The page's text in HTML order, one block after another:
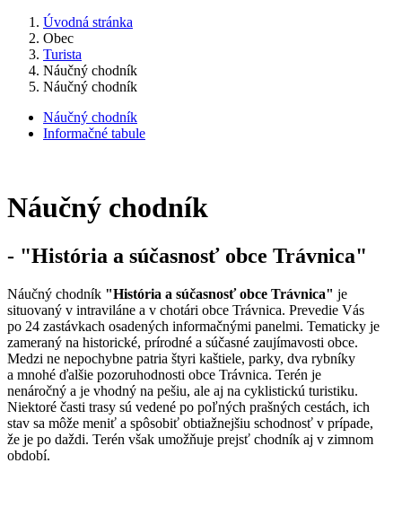
Úvodná stránka
Obec
Turista
Náučný chodník
Náučný chodník
Náučný chodník
Informačné tabule
Náučný chodník
- "História a súčasnosť obce Trávnica"
Náučný chodník "História a súčasnosť obce Trávnica" je
situovaný v intraviláne a v chotári obce Trávnica. Prevedie Vás
po 24 zastávkach osadených informačnými panelmi. Tematicky je
zameraný na historické, prírodné a súčasné zaujímavosti obce.
Medzi ne nepochybne patria štyri kaštiele, parky, dva rybníky
a mnohé ďalšie pozoruhodnosti obce Trávnica. Terén je
nenáročný a je vhodný na pešiu, ale aj na cyklistickú turistiku.
Niektoré časti trasy sú vedené po poľných prašných cestách, ich
stav sa môže meniť a spôsobiť obtiažnejšiu schodnosť v prípade,
že je po daždi. Terén však umožňuje prejsť chodník aj v zimnom
období.